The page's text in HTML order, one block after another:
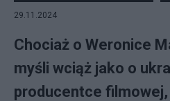
29.11.2024
Chociaż o Weronice
myśli wciąż jako o
producentce